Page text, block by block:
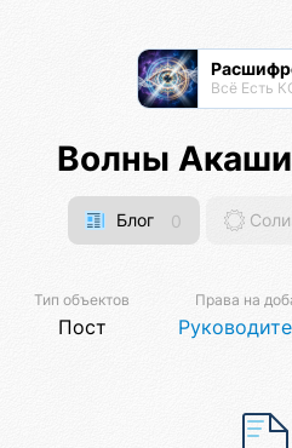
Волны
Блог 0
Тип объектов
Пост
Права на